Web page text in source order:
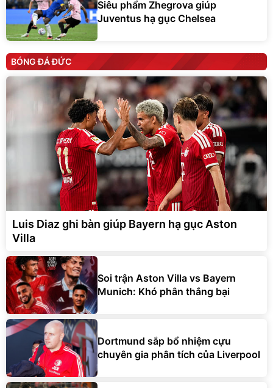
Siêu phẩm Zhegrova giúp
Juventus hạ gục Chelsea
BÓNG ĐÁ ĐỨC
Luis Diaz ghi bàn giúp Bayern hạ gục Aston
Villa
Soi trận Aston Villa vs Bayern
Munich: Khó phân thắng bại
Dortmund sắp bổ nhiệm cựu
chuyên gia phân tích của Liverpool